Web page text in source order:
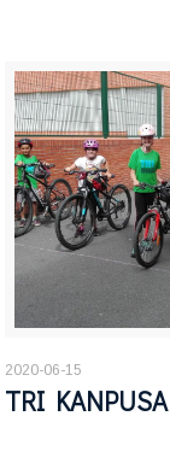
2020-06-15
TRI KANPUSA